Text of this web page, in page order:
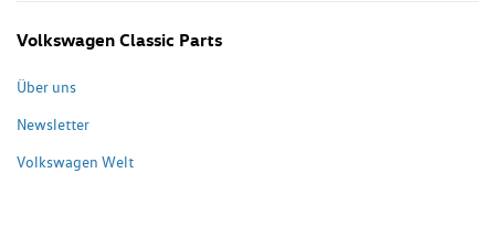
Volkswagen Classic Parts
Über uns
Newsletter
Volkswagen Welt